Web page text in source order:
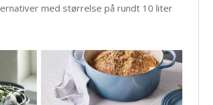
med størrelse på rundt 10 liter